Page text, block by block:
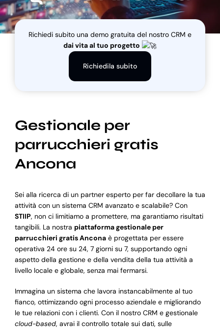
Blog
Richiedi subito una demo gratuita del nostro CRM e
dai vita al tuo progetto
Richiedila subito
Gestionale per
parrucchieri gratis
Ancona
Sei alla ricerca di un partner esperto per far decollare la tua
attività con un sistema CRM avanzato e scalabile? Con
STIIP, non ci limitiamo a promettere, ma garantiamo risultati
tangibili. La nostra piattaforma gestionale per
parrucchieri gratis Anconaè progettata per essere
operativa 24 ore su 24, 7 giorni su 7, supportando ogni
aspetto della gestione e della vendita della tua attività a
livello locale e globale, senza mai fermarsi.
Immagina un sistema che lavora instancabilmente al tuo
fianco, ottimizzando ogni processo aziendale e migliorando
le tue relazioni con i clienti. Con il nostro CRM e gestionale
cloud-based, avrai il controllo totale sui dati, sulle